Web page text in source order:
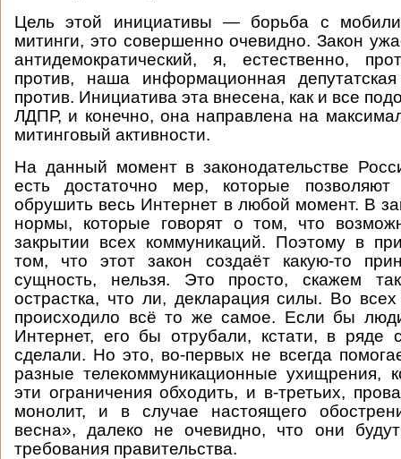
Цель этой инициативы — борьба с
митинги, это совершенно очевидно. Закон
антидемократический, я, естественно,
против, наша информационная
против. Инициатива эта внесена, как и все
ЛДПР, и конечно, она направлена на
митинговый активности.
На данный момент в законодательстве
есть достаточно мер, которые
обрушить весь Интернет в любой момент. В
нормы, которые говорят о том, что
закрытии всех коммуникаций. Поэтому в
том, что этот закон создаёт какую-то
сущность, нельзя. Это просто, скажем
острастка, что ли, декларация силы. Во
происходило всё то же самое. Если бы
Интернет, его бы отрубали, кстати, в ряде
сделали. Но это, во-первых не всегда
разные телекоммуникационные ухищрения,
эти ограничения обходить, и в-третьих,
монолит, и в случае настоящего
весна», далеко не очевидно, что они
требования правительства.